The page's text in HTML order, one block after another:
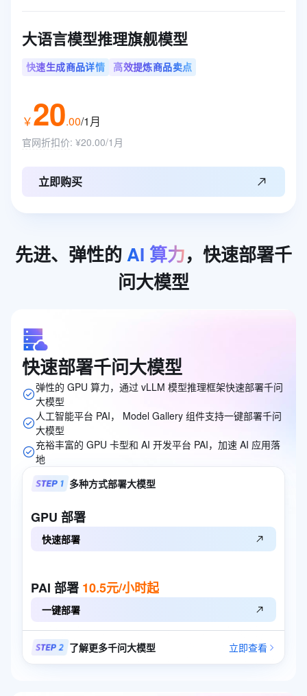
大语言模型推理旗舰模型
快速生成商品详情 高效提炼商品卖点
￥20.00/1月
官网折扣价: ¥20.00/1月
立即购买
先进、弹性的AI 算力，快速部署千
问大模型
快速部署千问大模型
弹性的 GPU 算力，通过 vLLM 模型推理框架快速部署千问
大模型
人工智能平台 PAI， Model Gallery 组件支持一键部署千问
大模型
充裕丰富的 GPU 卡型和 AI 开发平台 PAI，加速 AI 应用落
地
多种方式部署大模型
GPU 部署
快速部署
PAI 部署 10.5元/小时起
一键部署
了解更多千问大模型 立即查看